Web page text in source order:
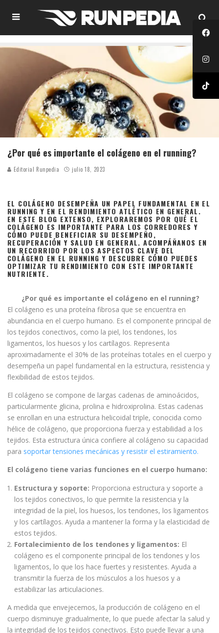
¿Por qué es importante el colágeno en el running?
Editorial Runpedia julio 18, 2023
EL COLÁGENO DESEMPEÑA UN PAPEL FUNDAMENTAL EN EL
RUNNING Y EN EL RENDIMIENTO ATLÉTICO EN GENERAL.
EN ESTE BLOG EXTENSO, EXPLORAREMOS POR QUÉ EL
COLÁGENO ES IMPORTANTE PARA LOS CORREDORES Y
CÓMO PUEDE BENEFICIAR SU DESEMPEÑO,
RECUPERACIÓN Y SALUD EN GENERAL. ACOMPÁÑANOS EN
UN RECORRIDO POR LOS ASPECTOS CLAVE DEL
COLÁGENO EN EL RUNNING Y DESCUBRE CÓMO PUEDES
OPTIMIZAR TU RENDIMIENTO CON ESTE IMPORTANTE
NUTRIENTE.
¿Por qué es importante el colágeno en el running?
El colágeno es una proteína fibrosa que se encuentra en
abundancia en el cuerpo humano. Es el componente principal de
los tejidos conectivos, como la piel, los tendones, los
ligamentos, los huesos y los cartílagos. Representa
aproximadamente el 30% de las proteínas totales en el cuerpo y
desempeña un papel fundamental en la estructura, resistencia y
flexibilidad de estos tejidos.
El colágeno se compone de largas cadenas de aminoácidos,
particularmente glicina, prolina e hidroxiprolina. Estas cadenas
se enrollan en una estructura helicoidal triple, conocida como
hélice de colágeno, que proporciona fuerza y estabilidad a los
tejidos. Esta estructura única confiere al colágeno su capacidad
para soportar tensiones mecánicas y resistir el estiramiento.
El colágeno tiene varias funciones en el cuerpo humano:
Estructura y soporte: Proporciona estructura y soporte a
los tejidos conectivos, lo que permite la resistencia y la
integridad de la piel, los huesos, los tendones, los ligamentos
y los cartílagos. Ayuda a mantener la forma y la elasticidad de
estos tejidos.
Fortalecimiento de los tendones y ligamentos: El
colágeno es el componente principal de los tendones y los
ligamentos, lo que los hace fuertes y resistentes. Ayuda a
transmitir la fuerza de los músculos a los huesos y a
estabilizar las articulaciones.
A medida que envejecemos, la producción de colágeno en el
cuerpo disminuye gradualmente, lo que puede afectar la salud y
la integridad de los tejidos conectivos. Esto puede llevar a una